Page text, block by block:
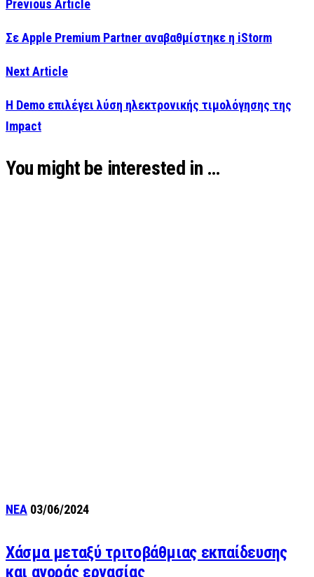
Previous Article
Σε Apple Premium Partner αναβαθμίστηκε η iStorm
Next Article
Η Demo επιλέγει λύση ηλεκτρονικής τιμολόγησης της
Impact
You might be interested in …
ΝΕΑ 03/06/2024
Χάσμα μεταξύ τριτοβάθμιας εκπαίδευσης
και αγοράς εργασίας